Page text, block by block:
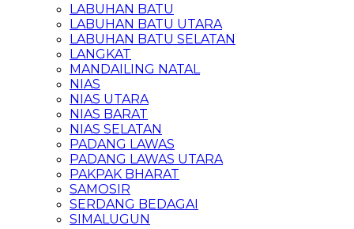
LABUHAN BATU
LABUHAN BATU UTARA
LABUHAN BATU SELATAN
LANGKAT
MANDAILING NATAL
NIAS
NIAS UTARA
NIAS BARAT
NIAS SELATAN
PADANG LAWAS
PADANG LAWAS UTARA
PAKPAK BHARAT
SAMOSIR
SERDANG BEDAGAI
SIMALUGUN